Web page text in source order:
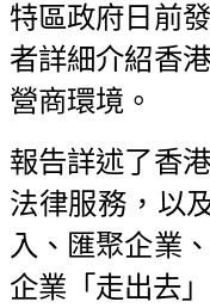
特區政府日前
者詳細介紹香
營商環境。
報告詳述了香
法律服務，以
入、匯聚企業
企業「走出去